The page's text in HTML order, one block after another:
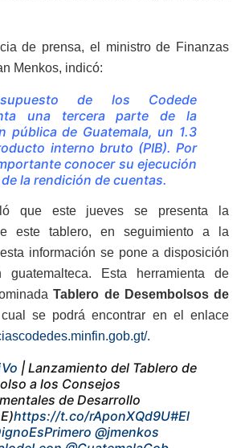
de prensa, el ministro de Finanzas
Menkos, indicó:
de los Codede
una tercera parte de la
pública de Guatemala, un 1.3
interno bruto (PIB). Por
conocer su ejecución
la rendición de cuentas.
que este jueves se presenta la
este tablero, en seguimiento a la
información se pone a disposición
Esta herramienta de
Tablero de Desembolsos de
se podrá encontrar en el enlace
.
| Lanzamiento del Tablero de
a los Consejos
de Desarrollo
https://t.co/rAponXQd9U#El
@jmenkos